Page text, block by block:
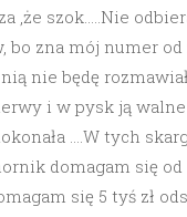
,że szok…..Nie
bo zna mój numer
nie będę
i w pysk ją
….W tych
domagam się od
się 5 tyś zł